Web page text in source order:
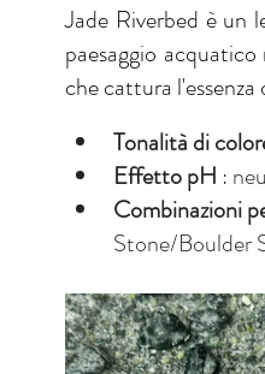
Jade Riverbed è un
paesaggio
che cattura
Tonalità di
Effetto pH :
Combinazioni
Stone/Boulder